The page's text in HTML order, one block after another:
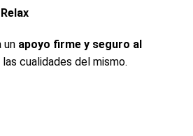
un apoyo firme y seguro al
cualidades del mismo.